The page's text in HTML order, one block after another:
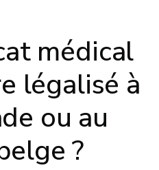
médical
légalisé à
ou au
?